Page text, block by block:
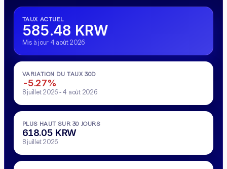
TAUX ACTUEL
585.48 KRW
Mis à jour 4 août 2026
VARIATION DU TAUX 30D
-5.27%
8 juillet 2026 - 4 août 2026
PLUS HAUT SUR 30 JOURS
618.05 KRW
8 juillet 2026